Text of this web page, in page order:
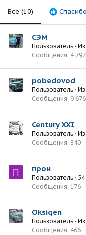
Все (10) Спасибо
СЭМ
Пользователь · Из
Сообщения 4 797
pobedovod
Пользователь · Из
Сообщения 9 676
Century XXI
Пользователь · Из
Сообщения 840
П прон
Пользователь · 54
Сообщения 176
Oksiqen
Пользователь · Из
Сообщения 466